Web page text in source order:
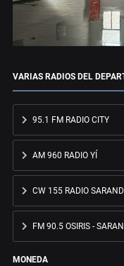
VARIAS RADIOS DEL
95.1 FM RADIO CITY
AM 960 RADIO YÍ
CW 155 RADIO
FM 90.5 OSIRIS -
MONEDA